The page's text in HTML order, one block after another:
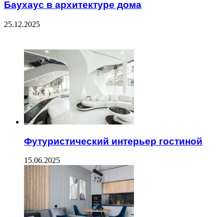
Баухаус в архитектуре дома
25.12.2025
Футуристический интерьер гостиной
15.06.2025